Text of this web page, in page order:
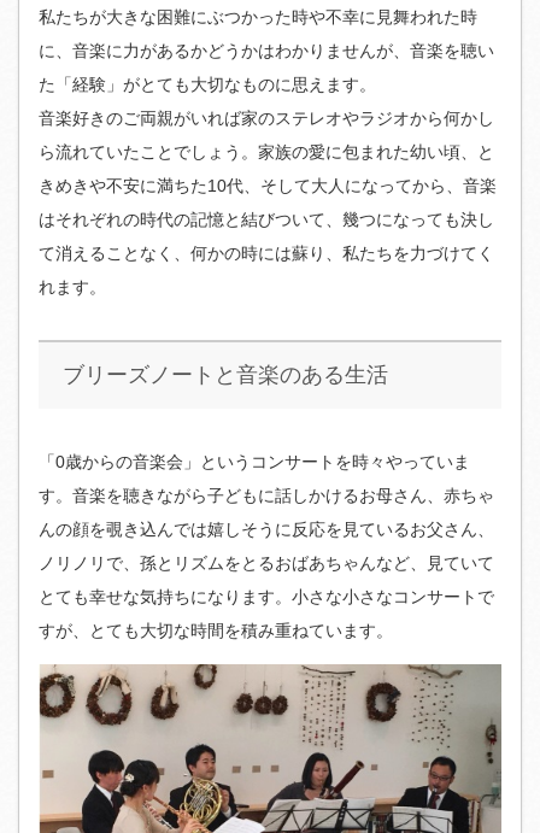
私たちが大きな困難にぶつかった時や不幸に見舞われた時
に、音楽に力があるかどうかはわかりませんが、音楽を聴い
た「経験」がとても大切なものに思えます。
音楽好きのご両親がいれば家のステレオやラジオから何かし
ら流れていたことでしょう。家族の愛に包まれた幼い頃、と
きめきや不安に満ちた10代、そして大人になってから、音楽
はそれぞれの時代の記憶と結びついて、幾つになっても決し
て消えることなく、何かの時には蘇り、私たちを力づけてく
れます。
ブリーズノートと音楽のある生活
「0歳からの音楽会」というコンサートを時々やっていま
す。音楽を聴きながら子どもに話しかけるお母さん、赤ちゃ
んの顔を覗き込んでは嬉しそうに反応を見ているお父さん、
ノリノリで、孫とリズムをとるおばあちゃんなど、見ていて
とても幸せな気持ちになります。小さな小さなコンサートで
すが、とても大切な時間を積み重ねています。